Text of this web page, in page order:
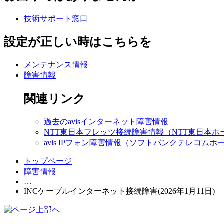
技術サポート窓口
設定が正しい時はこちらを
メンテナンス情報
障害情報
関連リンク
過去のavisインターネット障害情報
NTT東日本フレッツ接続障害情報（NTT東日本ホ
avis IPフォン障害情報（ソフトバンクテレコムホ
トップページ
障害情報
…
INCケーブルインターネット接続障害(2026年1月11日)